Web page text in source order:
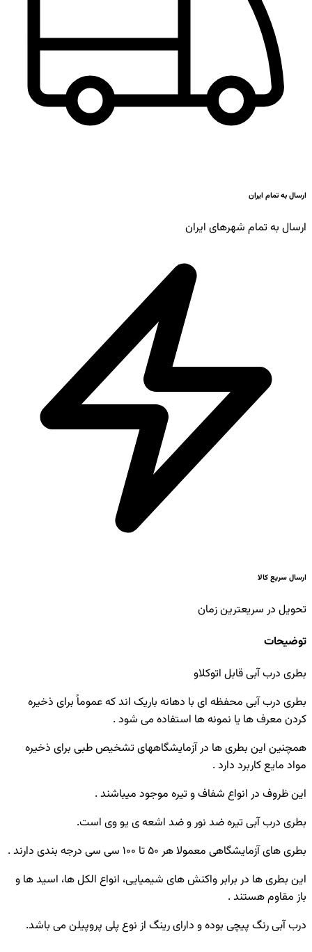
ارسال به تمام ایران
ارسال به تمام شهرهای ایران
ارسال سریع کالا
تحویل در سریعترین زمان
توضیحات
بطری درب آبی قابل اتوکلاو
بطری درب آبی محفظه ای با دهانه باریک اند که عموماً برای ذخیره
کردن معرف ها یا نمونه ها استفاده می شود .
همچنین این بطری ها در آزمایشگاههای تشخیص طبی برای ذخیره
مواد مایع کاربرد دارد .
این ظروف در انواع شفاف و تیره موجود میباشند .
بطری درب آبی تیره ضد نور و ضد اشعه ی یو وی است.
بطری های آزمایشگاهی معمولا هر 50 تا 100 سی سی درجه بندی دارند .
این بطری ها در برابر واکنش های شیمیایی، انواع الکل ها، اسید ها و
باز مقاوم هستند .
درب آبی رنگ پیچی بوده و دارای رینگ از نوع پلی پروپیلن می باشد.